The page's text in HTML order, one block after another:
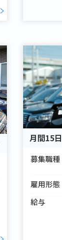
月間15
募集職種
雇用形態
給与